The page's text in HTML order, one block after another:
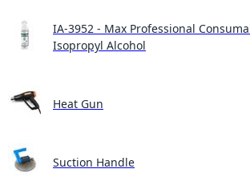
IA-3952 - Max Professional
Isopropyl Alcohol
Heat Gun
Suction Handle